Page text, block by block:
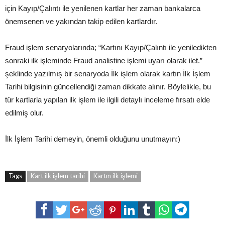
için Kayıp/Çalıntı ile yenilenen kartlar her zaman bankalarca
önemsenen ve yakından takip edilen kartlardır.
Fraud işlem senaryolarında; “Kartını Kayıp/Çalıntı ile yeniledikten
sonraki ilk işleminde Fraud analistine işlemi uyarı olarak ilet.”
şeklinde yazılmış bir senaryoda İlk işlem olarak kartın İlk İşlem
Tarihi bilgisinin güncellendiği zaman dikkate alınır. Böylelikle, bu
tür kartlarla yapılan ilk işlem ile ilgili detaylı inceleme fırsatı elde
edilmiş olur.
İlk İşlem Tarihi demeyin, önemli olduğunu unutmayın:)
Tags Kart ilk işlem tarihi Kartın ilk işlemi